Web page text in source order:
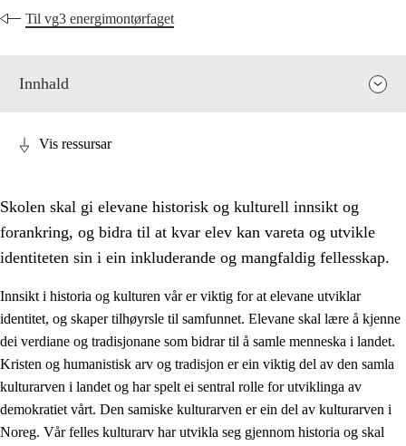
Til vg3 energimontørfaget
Innhald
1. Verdigrunnlaget i opplæringa
1.1 Menneskeverdet
1.2 Identitet og kulturelt mangfald
1.3 Kritisk tenking og etisk bevisstheit
Vis ressursar
Skolen skal gi elevane historisk og kulturell innsikt og
forankring, og bidra til at kvar elev kan vareta og utvikle
identiteten sin i ein inkluderande og mangfaldig fellesskap.
Innsikt i historia og kulturen vår er viktig for at elevane utviklar
identitet, og skaper tilhøyrsle til samfunnet. Elevane skal lære å kjenne
dei verdiane og tradisjonane som bidrar til å samle menneska i landet.
Kristen og humanistisk arv og tradisjon er ein viktig del av den samla
kulturarven i landet og har spelt ei sentral rolle for utviklinga av
demokratiet vårt. Den samiske kulturarven er ein del av kulturarven i
Noreg. Vår felles kulturarv har utvikla seg gjennom historia og skal